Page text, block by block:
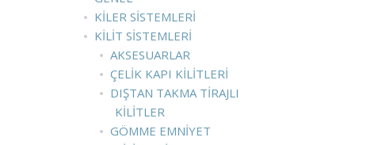
KILER SISTEMLERI
KILIT SISTEMLERI
AKSESUARLAR
ÇELIK KAPI KILITLERI
DIŞTAN TAKMA TIRAJLI
KILITLER
GÖMME EMNIYET